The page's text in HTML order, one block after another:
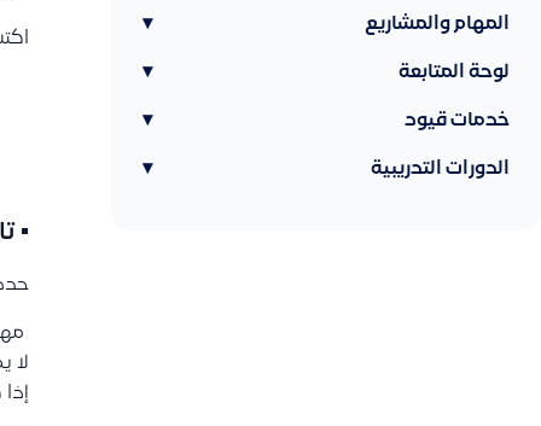
المهام والمشاريع ▾
لوحة المتابعة ▾
خدمات قيود ▾
الدورات التدريبية ▾
▪
لا